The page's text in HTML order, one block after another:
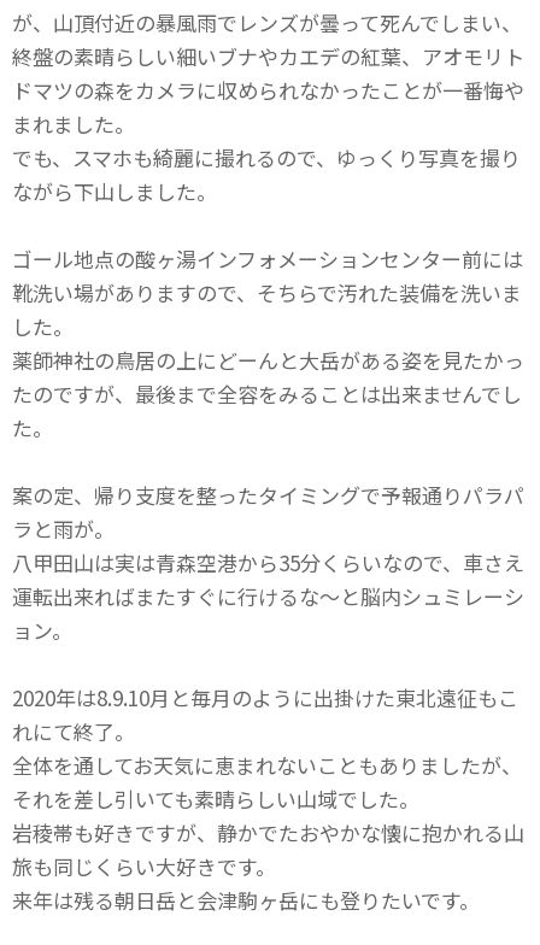
が、山頂付近の暴風雨でレンズが曇って死んでしまい、
終盤の素晴らしい細いブナやカエデの紅葉、アオモリト
ドマツの森をカメラに収められなかったことが一番悔や
まれました。
でも、スマホも綺麗に撮れるので、ゆっくり写真を撮り
ながら下山しました。
ゴール地点の酸ヶ湯インフォメーションセンター前には
靴洗い場がありますので、そちらで汚れた装備を洗いま
した。
薬師神社の鳥居の上にどーんと大岳がある姿を見たかっ
たのですが、最後まで全容をみることは出来ませんでし
た。
案の定、帰り支度を整ったタイミングで予報通りパラパ
ラと雨が。
八甲田山は実は青森空港から35分くらいなので、車さえ
運転出来ればまたすぐに行けるな～と脳内シュミレーシ
ョン。
2020年は8.9.10月と毎月のように出掛けた東北遠征もこ
れにて終了。
全体を通してお天気に恵まれないこともありましたが、
それを差し引いても素晴らしい山域でした。
岩稜帯も好きですが、静かでたおやかな懐に抱かれる山
旅も同じくらい大好きです。
来年は残る朝日岳と会津駒ヶ岳にも登りたいです。